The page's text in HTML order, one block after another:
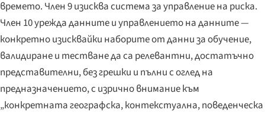
времето. Член 9 изисква система за управление на риска.
Член 10 урежда данните и управлението на данните —
конкретно изисквайки наборите от данни за обучение,
валидиране и тестване да са релевантни, достатъчно
представителни, без грешки и пълни с оглед на
предназначението, с изрично внимание към
„конкретната географска, контекстуална, поведенческа